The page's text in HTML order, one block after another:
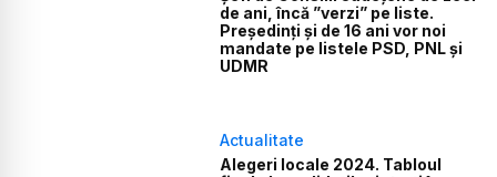
de ani, încă ”verzi” pe liste.
Președinți și de 16 ani vor noi
mandate pe listele PSD, PNL și
UDMR
Actualitate
Alegeri locale 2024. Tabloul